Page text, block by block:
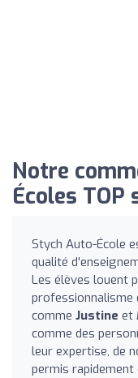
Notre
Écoles TOP
Stych Auto-École
qualité
Les élèves louent
professionnalisme
comme Justine et
comme des
leur expertise, de
permis